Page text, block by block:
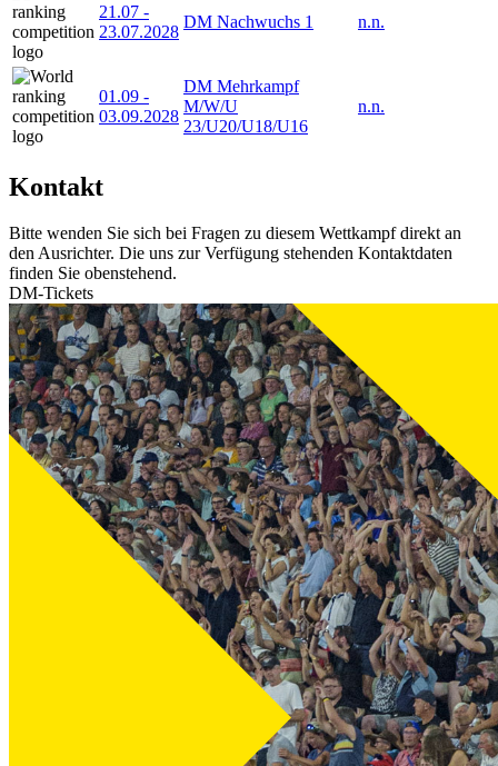
21.07 -
23.07.2028
DM Nachwuchs 1 n.n.
01.09 -
03.09.2028
DM Mehrkampf
M/W/U
23/U20/U18/U16
n.n.
Kontakt
Bitte wenden Sie sich bei Fragen zu diesem Wettkampf direkt an
den Ausrichter. Die uns zur Verfügung stehenden Kontaktdaten
finden Sie obenstehend.
DM-Tickets